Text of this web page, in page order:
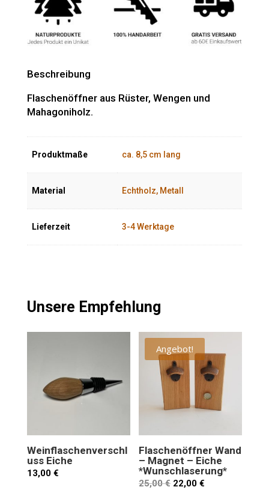
Beschreibung
Flaschenöffner aus Rüster, Wengen und
Mahagoniholz.
Produktmaße ca. 8,5 cm lang
Material Echtholz, Metall
Lieferzeit 3-4 Werktage
Unsere Empfehlung
Weinflaschenverschl
uss Eiche
13,00 €
Angebot!
Flaschenöffner Wand
– Magnet – Eiche
*Wunschlaserung*
25,00€ 22,00€